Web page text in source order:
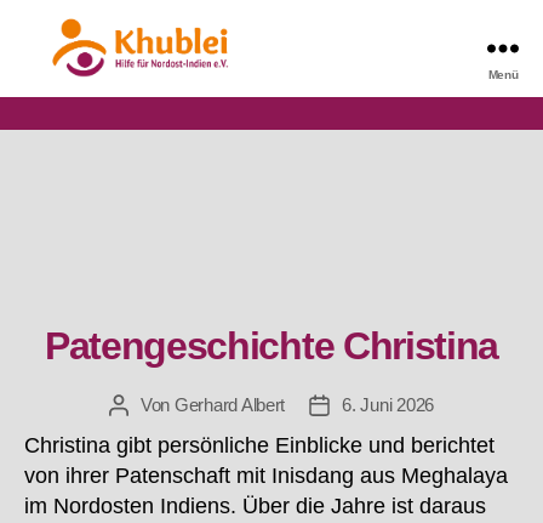
Khublei
Menü
Autor: Gerhard Albert
Kategorien
Patengeschichte Christina
Beitragsautor
Von Gerhard Albert Beitragsdatum
6. Juni 2026
Christina gibt persönliche Einblicke und berichtet
von ihrer Patenschaft mit Inisdang aus Meghalaya
im Nordosten Indiens. Über die Jahre ist daraus